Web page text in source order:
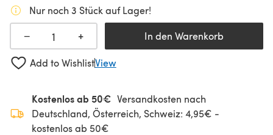
Nur noch 3 Stück auf Lager!
− + In den Warenkorb
Add to WishlistView
Kostenlos ab 50€ Versandkosten nach
Deutschland, Österreich, Schweiz: 4,95€ -
kostenlos ab 50€